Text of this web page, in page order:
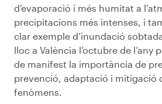
d’evaporació i més humitat a
precipitacions més intenses, i
clar exemple d’inundació
lloc a València l’octubre de l’any
de manifest la importància de
prevenció, adaptació i mitigació
fenòmens.